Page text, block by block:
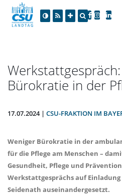
Bürokratie in der
17.07.2024 | CSU-FRAKTION IM
Weniger Bürokratie in der
für die Pflege am Menschen –
Gesundheit, Pflege und
Werkstattgesprächs auf
Seidenath auseinandergesetzt.